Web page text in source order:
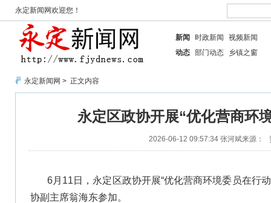
永定新闻网欢迎您！
新闻 时政新闻
视频新闻
动态 部门动态 乡镇之窗
永定新闻网 > 正文内容
永定区政协开展“优化营商环
2026-06-12 09:57:34 张河斌来源：
6月11日，永定区政协开展“优化营商环境委员在行
协副主席翁海东参加。